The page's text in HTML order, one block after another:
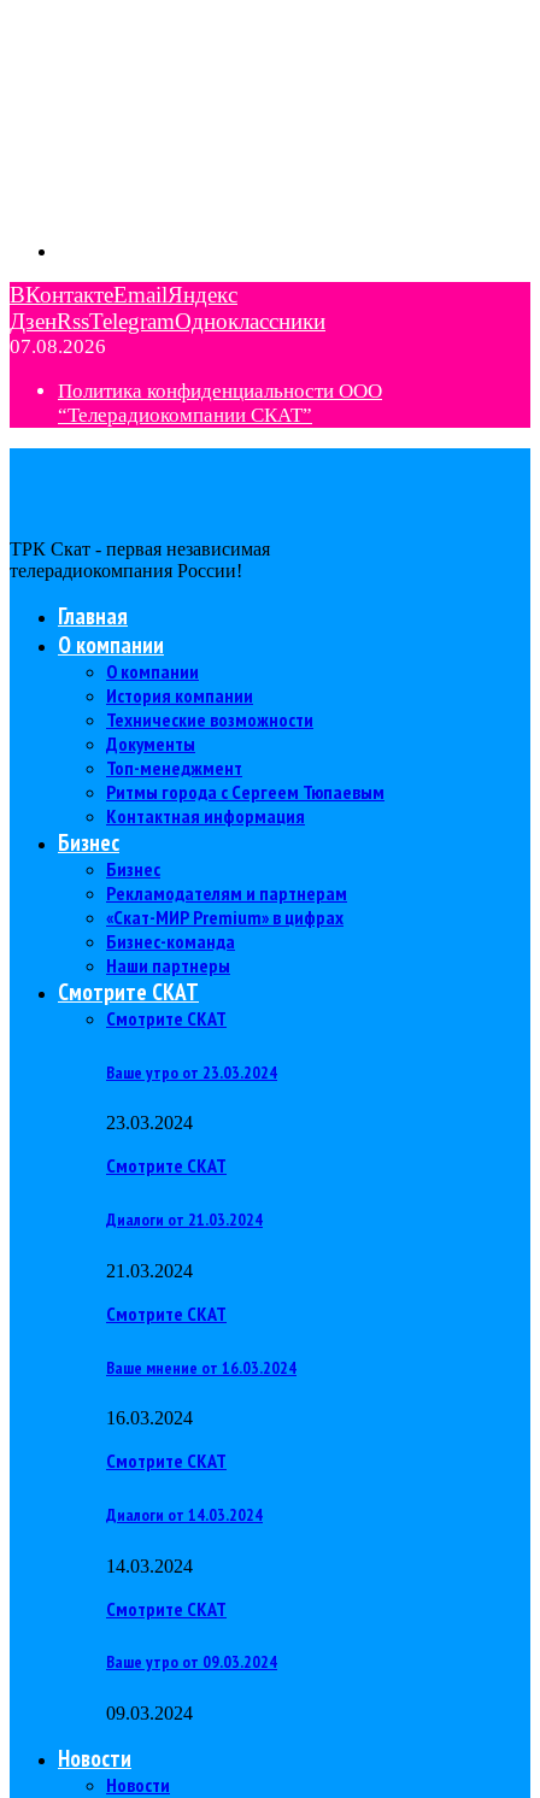
ВКонтактеEmailЯндекс
ДзенRssTelegramОдноклассники
07.08.2026
Политика конфиденциальности ООО
“Телерадиокомпании СКАТ”
ТРК Скат - первая независимая
телерадиокомпания Роcсии!
Главная
О компании
О компании
История компании
Технические возможности
Документы
Топ-менеджмент
Ритмы города с Сергеем Тюпаевым
Контактная информация
Бизнес
Бизнес
Рекламодателям и партнерам
«Скат-МИР Premium» в цифрах
Бизнес-команда
Наши партнеры
Смотрите СКАТ
Смотрите СКАТ
Ваше утро от 23.03.2024
23.03.2024
Смотрите СКАТ
Диалоги от 21.03.2024
21.03.2024
Смотрите СКАТ
Ваше мнение от 16.03.2024
16.03.2024
Смотрите СКАТ
Диалоги от 14.03.2024
14.03.2024
Смотрите СКАТ
Ваше утро от 09.03.2024
09.03.2024
Новости
Новости